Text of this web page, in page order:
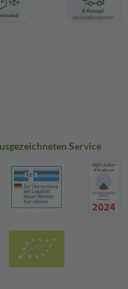
Service